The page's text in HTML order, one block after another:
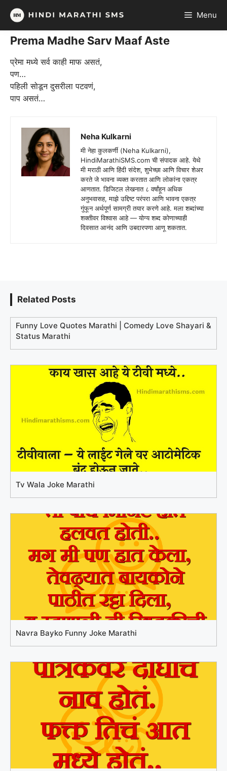
Skip
content
Menu
Prema Madhe Sarv Maaf Aste
प्रेमा मध्ये सर्व काही माफ असतं,
पण…
‪पहिली‬ सोडून दुसरीला पटवणं,
‪पाप‬ असतं…
Neha Kulkarni
मी नेहा कुलकर्णी (Neha Kulkarni),
HindiMarathiSMS.com ची संपादक आहे. येथे
मी मराठी आणि हिंदी संदेश, शुभेच्छा आणि विचार शेअर
करते जे भावना व्यक्त करतात आणि लोकांना एकत्र
आणतात. डिजिटल लेखनात ८ वर्षांहून अधिक
अनुभवासह, माझे उद्दिष्ट परंपरा आणि भावना एकत्र
गुंफून अर्थपूर्ण सामग्री तयार करणे आहे. मला शब्दांच्या
शक्तीवर विश्वास आहे — योग्य शब्द कोणाच्याही
दिवसात आनंद आणि उबदारपणा आणू शकतात.
Related Posts
Funny Love Quotes Marathi | Comedy Love Shayari &
Status Marathi
Tv Wala Joke Marathi
Navra Bayko Funny Joke Marathi